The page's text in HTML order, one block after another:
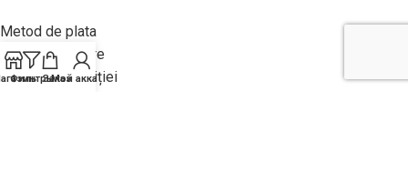
Metod de plata
Garanții și livrare
Returnea achiziției
ФильтрыЗаказ
Мой аккаунт